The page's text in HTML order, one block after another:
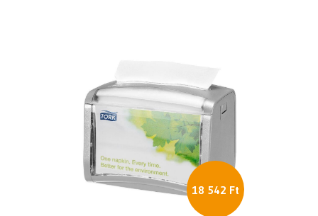
18 542 Ft